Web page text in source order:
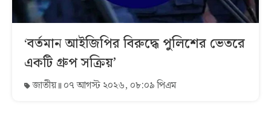
‘বর্তমান আইজিপির বিরুদ্ধে পুলিশের ভেতরে
একটি গ্রুপ সক্রিয়’
জাতীয় ০৭ আগস্ট ২০২৬, ০৮:০৯ পিএম